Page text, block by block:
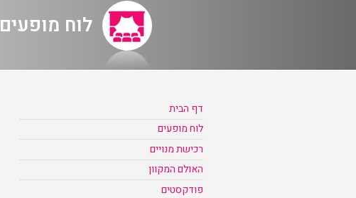
לוח מופעים
דף הבית
לוח מופעים
רכישת מנויים
האולם המקוון
פודקסטים